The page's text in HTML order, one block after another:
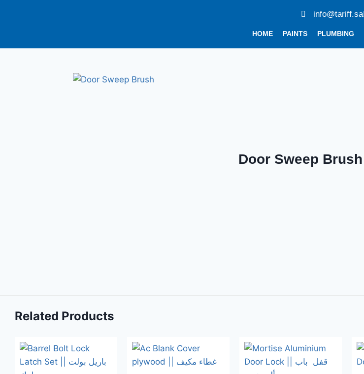
info@tariff.sa
HOME PAINTS PLUMBING
Door Sweep Brush
Related Products